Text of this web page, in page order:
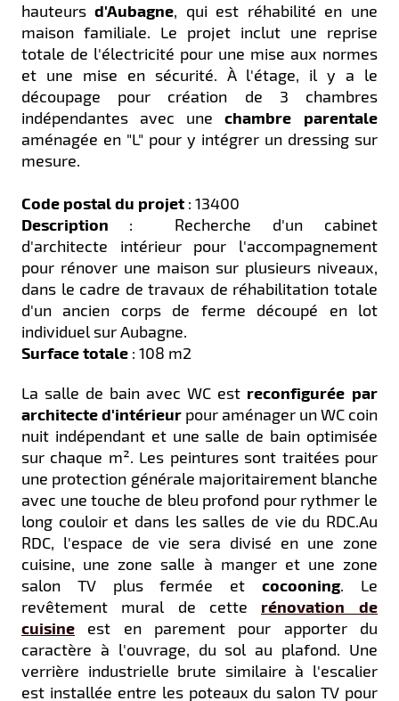
hauteurs d'Aubagne, qui est réhabilité en une
maison familiale. Le projet inclut une reprise
totale de l'électricité pour une mise aux normes
et une mise en sécurité. À l'étage, il y a le
découpage pour création de 3 chambres
indépendantes avec une chambre parentale
aménagée en "L" pour y intégrer un dressing sur
mesure.
Code postal du projet : 13400
Description :
Recherche d'un cabinet
d'architecte intérieur pour l'accompagnement
pour rénover une maison sur plusieurs niveaux,
dans le cadre de travaux de réhabilitation totale
d'un ancien corps de ferme découpé en lot
individuel sur Aubagne.
Surface totale : 108 m2
La salle de bain avec WC est reconfigurée par
architecte d'intérieur pour aménager un WC coin
nuit indépendant et une salle de bain optimisée
sur chaque m². Les peintures sont traitées pour
une protection générale majoritairement blanche
avec une touche de bleu profond pour rythmer le
long couloir et dans les salles de vie du RDC.Au
RDC, l'espace de vie sera divisé en une zone
cuisine, une zone salle à manger et une zone
salon TV plus fermée et cocooning. Le
revêtement mural de cette rénovation de
cuisine est en parement pour apporter du
caractère à l'ouvrage, du sol au plafond. Une
verrière industrielle brute similaire à l'escalier
est installée entre les poteaux du salon TV pour